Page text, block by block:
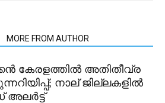
MORE FROM AUTHOR
കേരളത്തിൽ അതിതീവ്ര
നാല് ജില്ലകളിൽ
അലർട്ട്